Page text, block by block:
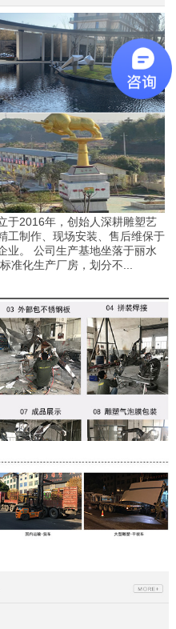
于2016年，创始人深耕雕塑艺
工制作、现场安装、售后维保于
业。 公司生产基地坐落于丽水
准化生产厂房，划分不...